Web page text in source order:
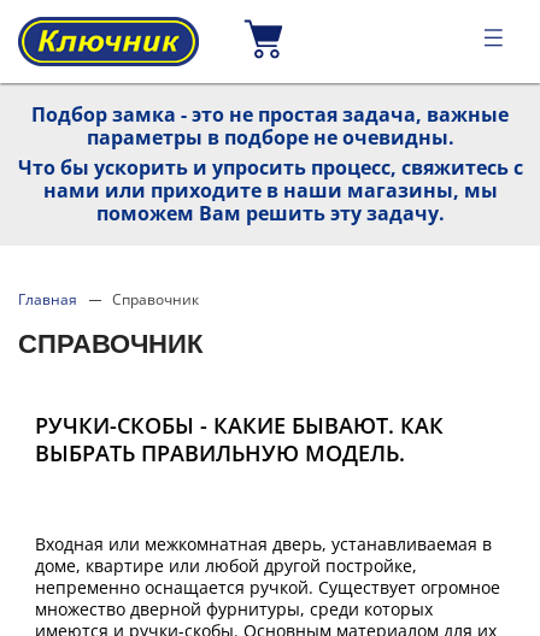
Подбор замка - это не простая задача, важные
параметры в подборе не очевидны.
Что бы ускорить и упросить процесс, свяжитесь с
нами или приходите в наши магазины, мы
поможем Вам решить эту задачу.
Главная Справочник
СПРАВОЧНИК
РУЧКИ-СКОБЫ - КАКИЕ БЫВАЮТ. КАК
ВЫБРАТЬ ПРАВИЛЬНУЮ МОДЕЛЬ.
Входная или межкомнатная дверь, устанавливаемая в
доме, квартире или любой другой постройке,
непременно оснащается ручкой. Существует огромное
множество дверной фурнитуры, среди которых
имеются и ручки-скобы. Основным материалом для их